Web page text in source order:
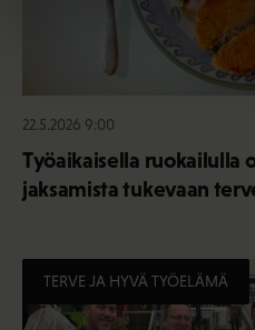
22.5.2026 9:00
Työaikaisella ruokailulla
jaksamista tukevaan
TERVE JA HYVÄ TYÖELÄMÄ